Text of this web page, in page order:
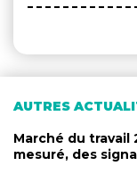
AUTRES
Marché du travail
mesuré, des